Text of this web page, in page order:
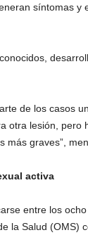
síntomas y
de los casos
otra lesión, pero
graves”,
activa
entre los
la Salud (OMS)